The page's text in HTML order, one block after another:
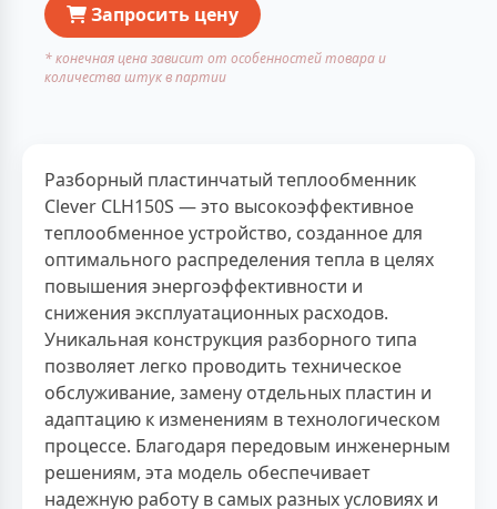
Запросить цену
* конечная цена зависит от особенностей товара и
количества штук в партии
Разборный пластинчатый теплообменник
Clever CLH150S — это высокоэффективное
теплообменное устройство, созданное для
оптимального распределения тепла в целях
повышения энергоэффективности и
снижения эксплуатационных расходов.
Уникальная конструкция разборного типа
позволяет легко проводить техническое
обслуживание, замену отдельных пластин и
адаптацию к изменениям в технологическом
процессе. Благодаря передовым инженерным
решениям, эта модель обеспечивает
надежную работу в самых разных условиях и